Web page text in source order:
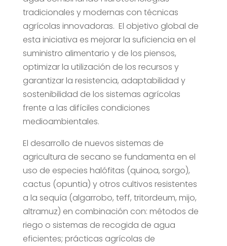
tradicionales y modernas con técnicas
agrícolas innovadoras. El objetivo global de
esta iniciativa es mejorar la suficiencia en el
suministro alimentario y de los piensos,
optimizar la utilización de los recursos y
garantizar la resistencia, adaptabilidad y
sostenibilidad de los sistemas agrícolas
frente a las difíciles condiciones
medioambientales.
El desarrollo de nuevos sistemas de
agricultura de secano se fundamenta en el
uso de especies halófitas (quinoa, sorgo),
cactus (opuntia) y otros cultivos resistentes
a la sequía (algarrobo, teff, tritordeum, mijo,
altramuz) en combinación con: métodos de
riego o sistemas de recogida de agua
eficientes; prácticas agrícolas de